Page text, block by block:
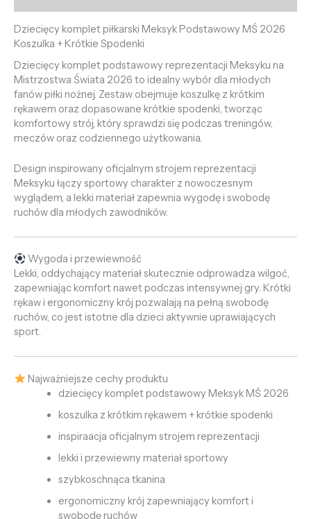
Dziecięcy komplet piłkarski Meksyk Podstawowy MŚ 2026
Koszulka + Krótkie Spodenki
Dziecięcy komplet podstawowy reprezentacji Meksyku na
Mistrzostwa Świata 2026 to idealny wybór dla młodych
fanów piłki nożnej. Zestaw obejmuje koszulkę z krótkim
rękawem oraz dopasowane krótkie spodenki, tworząc
komfortowy strój, który sprawdzi się podczas treningów,
meczów oraz codziennego użytkowania.
Design inspirowany oficjalnym strojem reprezentacji
Meksyku łączy sportowy charakter z nowoczesnym
wyglądem, a lekki materiał zapewnia wygodę i swobodę
ruchów dla młodych zawodników.
Wygoda i przewiewność
Lekki, oddychający materiał skutecznie odprowadza wilgoć,
zapewniając komfort nawet podczas intensywnej gry. Krótki
rękaw i ergonomiczny krój pozwalają na pełną swobodę
ruchów, co jest istotne dla dzieci aktywnie uprawiających
sport.
Najważniejsze cechy produktu
dziecięcy komplet podstawowy Meksyk MŚ 2026
koszulka z krótkim rękawem + krótkie spodenki
inspiraacja oficjalnym strojem reprezentacji
lekki i przewiewny materiał sportowy
szybkoschnąca tkanina
ergonomiczny krój zapewniający komfort i
swobodę ruchów